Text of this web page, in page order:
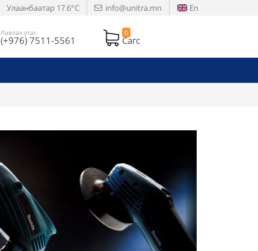
Улаанбаатар 17.6°C info@unitra.mn En
Лавлах утас
(+976) 7511-5561
0
Сагс